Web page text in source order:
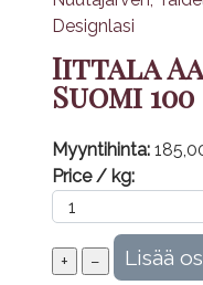
Iittala
Suomi 100
Myyntihinta:
Price / kg: